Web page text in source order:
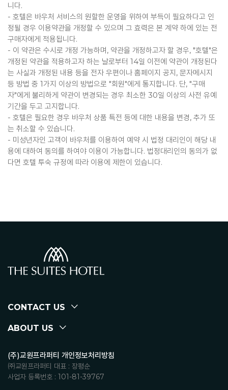
니다.
- 호텔은 바우처 서비스의 원할한 운영을 위하여 부득이 필요하다고 인
정될 경우 이용약관을 개정할 수 있으며 그 효력은 본 계약 하에 있는 전
구매자에게 적용됩니다.
- 이 약관은 수시로 개정 가능하며, 약관을 개정하고자 할 경우, "호텔"은
개정된 약관을 적용하고자 하는 날로부터 14일 이전에 약관이 개정된다
는 사실과 개정된 내용 등을 전자 우편이나 홈페이지 공지, 문자메시지
등 방법 중 1가지 이상의 방법으로 "회원"에게 통지합니다. 단, "구매
자"에게 불리하게 약관이 변경되는 경우 최소한 30일 이상의 사전 유예
기간을 두고 고지합니다.
- 호텔은 필요한 경우 바우처 상품 특전 등에 대한 내용을 변경, 추가 또
는 취소할 수 있습니다.
- 미성년자인 고객이 바우처를 이용하여 예약 시 법정 대리인이 해당 내
용에 대하여 동의를 하여야 이용이 가능합니다. 법정대리인의 동의가 없
다면 호텔 투숙 규정에 따라 이용에 제한이 있습니다.
CONTACT US
ABOUT US
(주)교원프라퍼티 개인정보처리방침
㈜교원프라퍼티 대표 : 장평순
사업자 등록번호 : 101-81-39767